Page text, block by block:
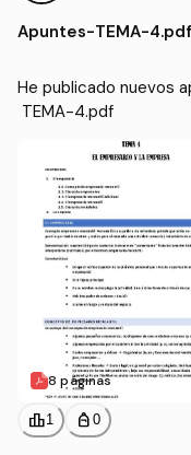
Apuntes-TEMA-4.pdf
He publicado nuevos
TEMA-4.pdf
8 páginas
leaderboard1 personal_bag 0